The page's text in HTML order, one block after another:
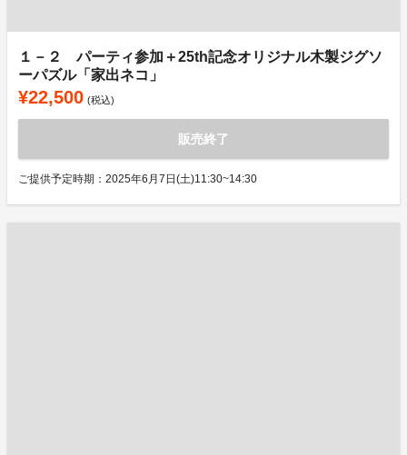
１－２ パーティ参加＋25th記念オリジナル木製ジグソ
ーパズル「家出ネコ」
¥22,500 (税込)
販売終了
ご提供予定時期：2025年6月7日(土)11:30~14:30